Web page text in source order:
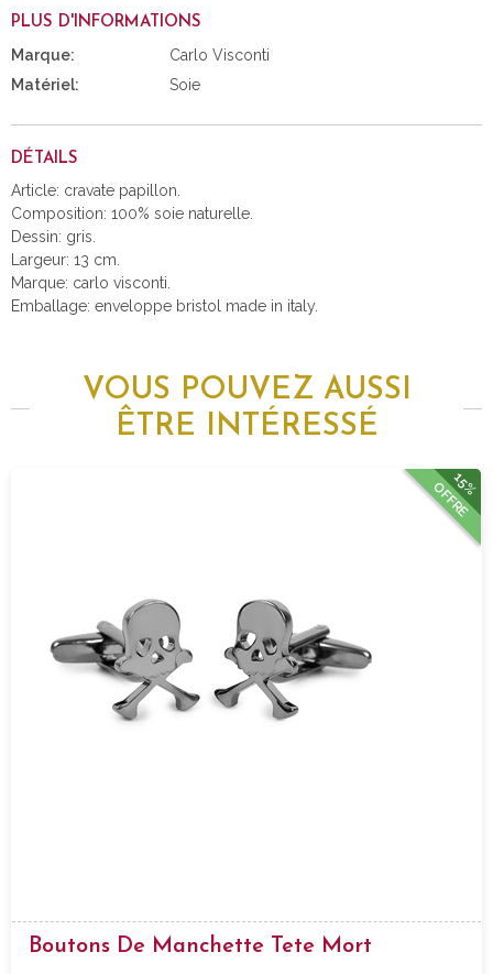
PLUS D'INFORMATIONS
Marque:
Carlo Visconti
Matériel:
Soie
DÉTAILS
Article: cravate papillon.
Composition: 100% soie naturelle.
Dessin: gris.
Largeur: 13 cm.
Marque: carlo visconti.
Emballage: enveloppe bristol made in italy.
VOUS POUVEZ AUSSI
ÊTRE INTÉRESSÉ
15%
OFFRE
Boutons De Manchette Tete Mort